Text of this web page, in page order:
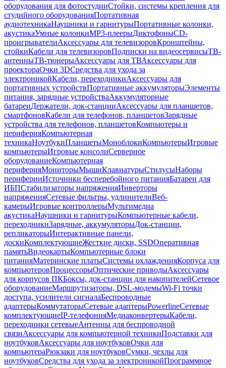
оборудования для фотостудииСтойки, системы крепления для
студийного оборудованияПортативная
аудиотехникаНаушники и гарнитурыПортативные колонки,
акустикаУмные колонкиMP3-плеерыДиктофоныCD-
проигрывателиАксессуары для телевизоровКронштейны,
стойкиКабели для телевизоровПодписки на видеосервисыТВ-
антенныТВ-тюнерыАксессуары для ТВАксессуары для
проектораОчки 3DСредства для ухода за
электроникойКабели, переходникиАксессуары для
портативных устройствПортативные аккумуляторыЭлементы
питания, зарядные устройстваАккумуляторные
батареиДержатели, док-станцииАксессуары для планшетов,
смартфоновКабели для телефонов, планшетовЗарядные
устройства для телефонов, планшетовКомпьютеры и
периферияКомпьютерная
техникаНоутбукиПланшетыМоноблокиКомпьютерыИгровые
компьютерыИгровые консолиСерверное
оборудованиеКомпьютерная
периферияМониторыМышиКлавиатурыСтилусыНаборы
периферииИсточники бесперебойного питанияБатареи для
ИБПСтабилизаторы напряженияИнверторы
напряженияСетевые фильтры, удлинителиВеб-
камерыИгровые контроллерыМультимедиа
акустикаНаушники и гарнитурыКомпьютерные кабели,
переходникиЗарядные, аккумуляторыДок-станции,
репликаторыИнтерактивные панели,
доскиКомплектующиеЖесткие диски, SSDОперативная
памятьВидеокартыКомпьютерные блоки
питанияМатеринские платыСистемы охлажденияКорпуса для
компьютеровПроцессорыОптические приводыАксессуары
для корпусов ПКБоксы, док-станции для накопителейСетевое
оборудованиеМаршрутизаторы, DSL-модемыWi-Fi точки
доступа, усилители сигналаБеспроводные
адаптерыКоммутаторыСетевые адаптерыPowerlineСетевые
комплектующиеIP-телефонияМедиаконвертерыКабели,
переходники сетевыеАнтенны для беспроводной
связиАксессуары для компьютерной техникиПодставки для
ноутбуковАксессуары для ноутбуковОчки для
компьютераРюкзаки для ноутбуковСумки, чехлы для
ноутбуковСредства для ухода за электроникойПрограммное